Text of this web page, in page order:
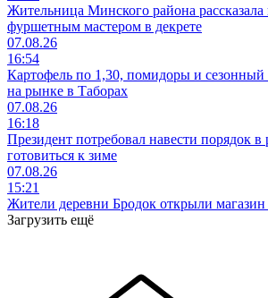
Жительница Минского района рассказала
фуршетным мастером в декрете
07.08.26
16:54
Картофель по 1,30, помидоры и
на рынке в Таборах
07.08.26
16:18
Президент потребовал навести порядок в
готовиться к зиме
07.08.26
15:21
Жители деревни Бродок открыли магазин
Загрузить ещё